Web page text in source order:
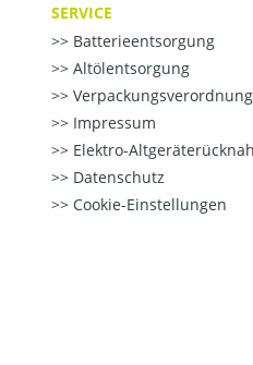
SERVICE
Batterieentsorgung
Altölentsorgung
Verpackungsverordnung
Impressum
Elektro-
Datenschutz
Cookie-Einstellungen